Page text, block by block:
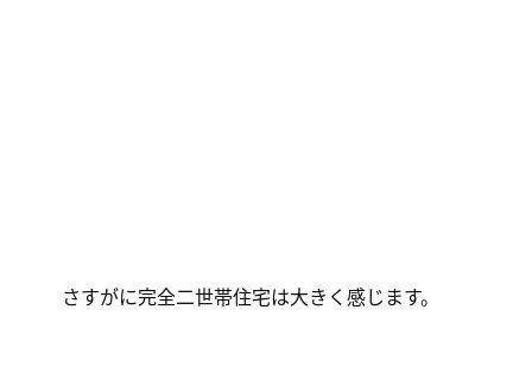
さすがに完全二世帯住宅は大きく感じます。